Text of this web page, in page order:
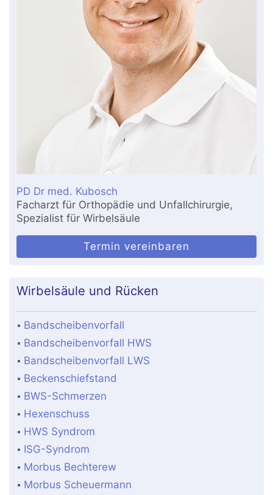
PD Dr med. Kubosch
Facharzt für Orthopädie und Unfallchirurgie,
Spezialist für Wirbelsäule
Termin vereinbaren
Wirbelsäule und Rücken
Bandscheibenvorfall
Bandscheibenvorfall HWS
Bandscheibenvorfall LWS
Beckenschiefstand
BWS-Schmerzen
Hexenschuss
HWS Syndrom
ISG-Syndrom
Morbus Bechterew
Morbus Scheuermann